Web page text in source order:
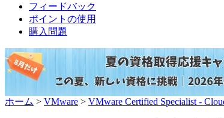
フィードバック
ポイントの使用
購入問題
ホーム > VMware > VMware Certified Specialist -